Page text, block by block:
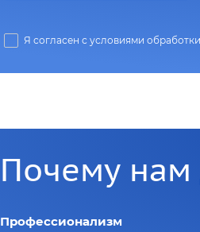
Я согласен с условиями
Почему нам
Профессионализм